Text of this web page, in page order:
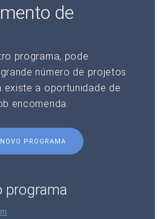
de
programa, pode
número de projetos
existe a oportunidade de
encomenda.
PROGRAMA
programa